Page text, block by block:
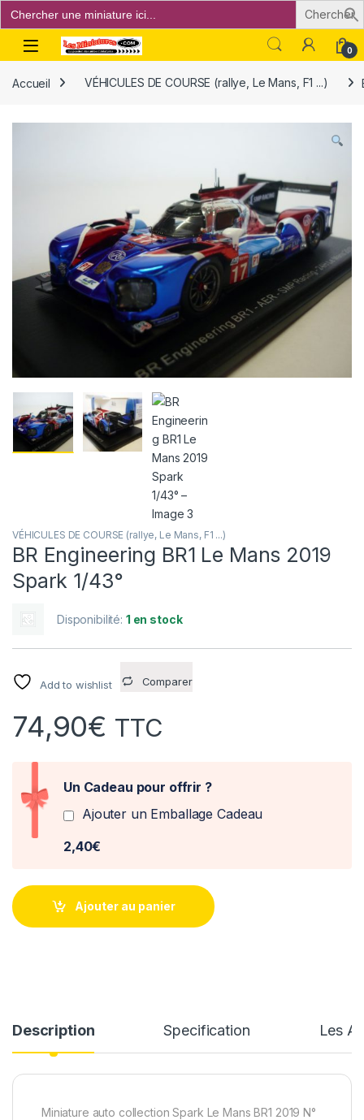
Search
for:
Open 0
Accueil VÉHICULES DE COURSE (rallye, Le Mans, F1 ...)
VÉHICULES DE COURSE (rallye, Le Mans, F1 ...)
BR Engineering BR1 Le Mans 2019
Spark 1/43°
Disponibilité: 1 en stock
Add to wishlist Comparer
74,90€ TTC
Un Cadeau pour offrir ?
Ajouter un Emballage Cadeau
2,40€
Ajouter au panier
Description Specification Les
Miniature auto collection Spark Le Mans BR1 2019 N°